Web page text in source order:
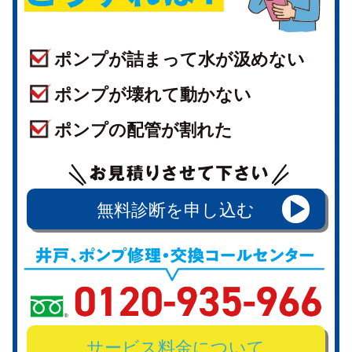
ポンプが詰まって水が汲めない
ポンプが壊れて動かない
ポンプの配管が割れた
無料診断を申し込む
サービス料金について